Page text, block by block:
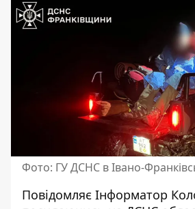
Фото: ГУ ДСНС в Івано-
Повідомляє Інформатор